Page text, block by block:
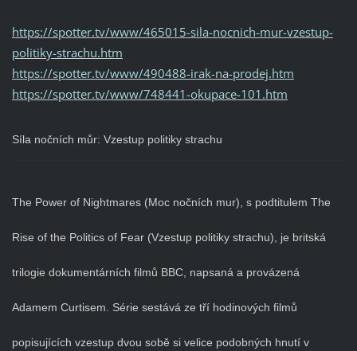
https://spotter.tv/www/465015-sila-nocnich-mur-vzestup-
politiky-strachu.htm
https://spotter.tv/www/490488-irak-na-prodej.htm
https://spotter.tv/www/748441-okupace-101.htm
Síla nočních můr: Vzestup politiky strachu
The Power of Nightmares (Moc nočních mur), s podtitulem The
Rise of the Politics of Fear (Vzestup politiky strachu), je britská
trilogie dokumentárních filmů BBC, napsaná a provázená
Adamem Curtisem. Série sestává ze tří hodinových filmů
popisujících vzestup dvou sobě si velice podobných hnutí v